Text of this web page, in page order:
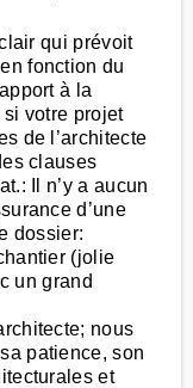
qui prévoit
fonction du
à la
votre projet
de l’architecte
clauses
Il n’y a aucun
d’une
dossier:
(jolie
un grand
nous
patience, son
et